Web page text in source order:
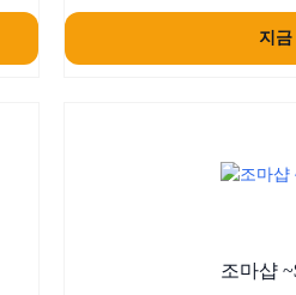
지금
조마샵